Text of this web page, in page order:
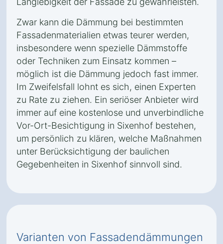
Zwar kann die Dämmung bei bestimmten
Fassadenmaterialien etwas teurer werden,
insbesondere wenn spezielle Dämmstoffe
oder Techniken zum Einsatz kommen –
möglich ist die Dämmung jedoch fast immer.
Im Zweifelsfall lohnt es sich, einen Experten
zu Rate zu ziehen. Ein seriöser Anbieter wird
immer auf eine kostenlose und unverbindliche
Vor-Ort-Besichtigung in Sixenhof bestehen,
um persönlich zu klären, welche Maßnahmen
unter Berücksichtigung der baulichen
Gegebenheiten in Sixenhof sinnvoll sind.
Varianten von Fassadendämmungen